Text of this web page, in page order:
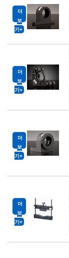
더
보
기
더
보
기
더
보
기
더
보
기